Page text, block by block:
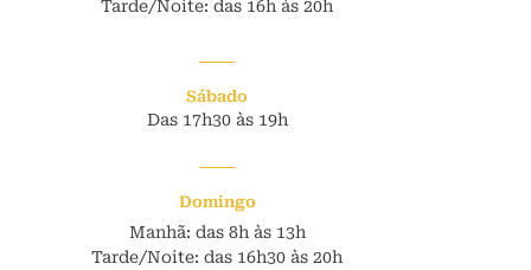
Tarde/Noite: das 16h às 20h
Sábado
Das 17h30 às 19h
Domingo
Manhã: das 8h às 13h
Tarde/Noite: das 16h30 às 20h